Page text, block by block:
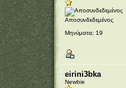
Αποσυνδεδεμένος
Μηνύματα: 19
eirini3bka
Newbie